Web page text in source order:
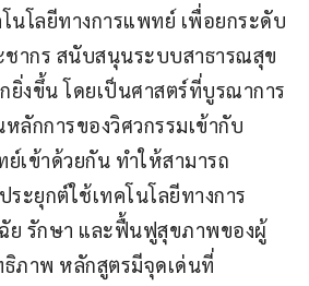
นโลยีทางการแพทย์ เพื่อยกระดับ
ากร สนับสนุนระบบสาธารณสุข
งขึ้น โดยเป็นศาสตร์ที่บูรณาการ
ลักการของวิศวกรรมเข้ากับ
เข้าด้วยกัน ทำให้สามารถ
ะยุกต์ใช้เทคโนโลยีทางการ
ย รักษา และฟื้นฟูสุขภาพของผู้
ภาพ หลักสูตรมีจุดเด่นที่